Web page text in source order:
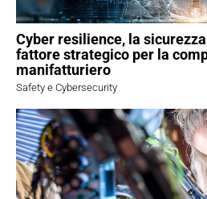
Cyber resilience, la
fattore strategico per la
manifatturiero
Safety e Cybersecurity